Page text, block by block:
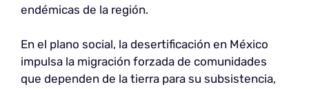
endémicas de la región.
En el plano social, la desertificación en México
impulsa la migración forzada de comunidades
que dependen de la tierra para su subsistencia,